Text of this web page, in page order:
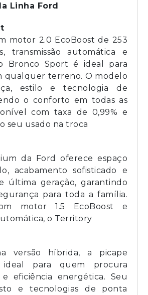
Linha Ford
motor 2.0 EcoBoost de 253
transmissão automática e
Bronco Sport é ideal para
qualquer terreno. O modelo
estilo e tecnologia de
o conforto em todas as
com taxa de 0,99% e
seu usado na troca
da Ford oferece espaço
acabamento sofisticado e
última geração, garantindo
para toda a família.
motor 1.5 EcoBoost e
o Territory
versão híbrida, a picape
para quem procura
e eficiência energética. Seu
e tecnologias de ponta